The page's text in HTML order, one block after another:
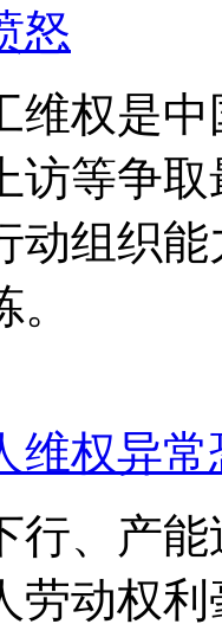
怒
维权是
访等争
动组织
维权异
行、产
劳动权